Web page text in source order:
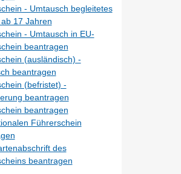
- Umtausch begleitetes
17 Jahren
- Umtausch in EU-
beantragen
(ausländisch) -
beantragen
(befristet) -
beantragen
beantragen
Führerschein
des
beantragen